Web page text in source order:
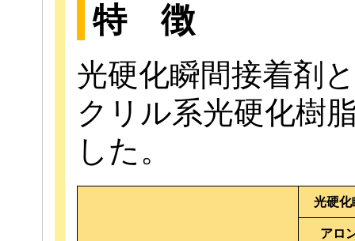
特 徴
光硬化瞬間接着剤
クリル系光硬化樹
した。
光硬化
アロ